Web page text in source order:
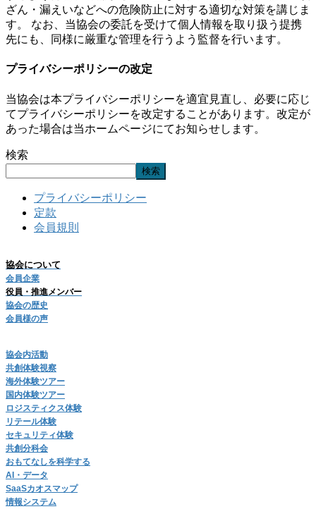
ざん・漏えいなどへの危険防止に対する適切な対策を講じま
す。 なお、当協会の委託を受けて個人情報を取り扱う提携
先にも、同様に厳重な管理を行うよう監督を行います。
プライバシーポリシーの改定
当協会は本プライバシーポリシーを適宜見直し、必要に応じ
てプライバシーポリシーを改定することがあります。改定が
あった場合は当ホームページにてお知らせします。
検索
検索
プライバシーポリシー
定款
会員規則
協会について
会員企業
役員・推進メンバー
協会の歴史
会員様の声
協会内活動
共創体験視察
海外体験ツアー
国内体験ツアー
ロジスティクス体験
リテール体験
セキュリティ体験
共創分科会
おもてなしを科学する
AI・データ
SaaSカオスマップ
情報システム